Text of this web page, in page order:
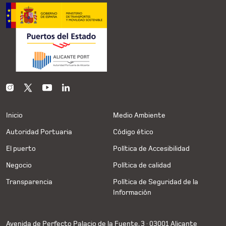
Inicio
Autoridad Portuaria
El puerto
Negocio
Transparencia
Medio Ambiente
Código ético
Política de Accesibilidad
Política de calidad
Política de Seguridad de la
Información
Avenida de Perfecto Palacio de la Fuente, 3 · 03001 Alicante